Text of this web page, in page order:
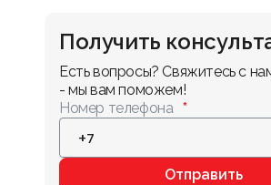
Получить
Есть вопросы? Свяжитесь с
- мы вам поможем!
Номер телефона
Отправить